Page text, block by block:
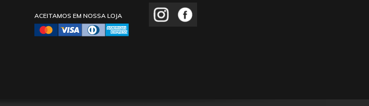
ACEITAMOS EM NOSSA LOJA